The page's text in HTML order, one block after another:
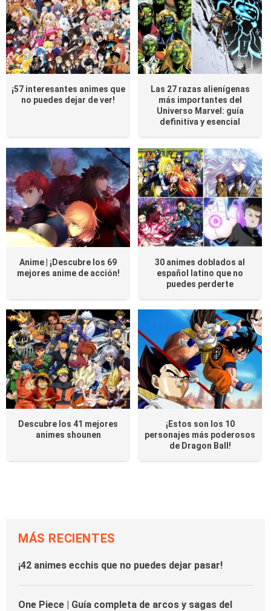
¡57 interesantes animes que
no puedes dejar de ver!
Las 27 razas alienígenas
más importantes del
Universo Marvel: guía
definitiva y esencial
Anime | ¡Descubre los 69
mejores anime de acción!
30 animes doblados al
español latino que no
puedes perderte
Descubre los 41 mejores
animes shounen
¡Estos son los 10
personajes más poderosos
de Dragon Ball!
MÁS RECIENTES
¡42 animes ecchis que no puedes dejar pasar!
One Piece | Guía completa de arcos y sagas del